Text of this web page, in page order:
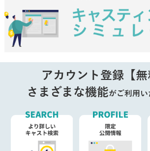
アカウント登録【無
さまざまな機能がご利用い